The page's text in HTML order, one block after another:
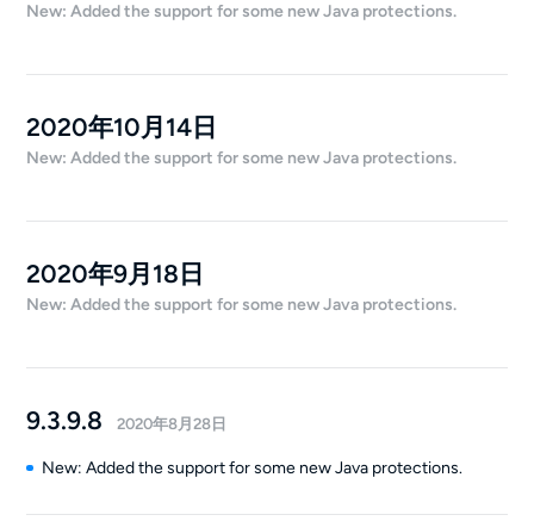
New: Added the support for some new Java protections.
2020年10月14日
New: Added the support for some new Java protections.
2020年9月18日
New: Added the support for some new Java protections.
9.3.9.8 2020年8月28日
New: Added the support for some new Java protections.